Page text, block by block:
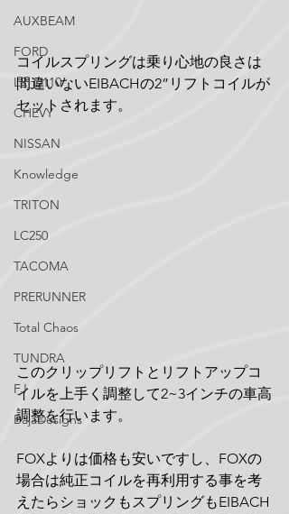
AUXBEAM
FORD
LR_D110
CHEVY
NISSAN
Knowledge
TRITON
LC250
TACOMA
PRERUNNER
Total Chaos
TUNDRA
FJ
BajaDesigns
コイルスプリングは乗り心地の良さは
間違いないEIBACHの2”リフトコイルが
セットされます。
このクリップリフトとリフトアップコ
イルを上手く調整して2~3インチの車高
調整を行います。
FOXよりは価格も安いですし、FOXの
場合は純正コイルを再利用する事を考
えたらショックもスプリングもEIBACH